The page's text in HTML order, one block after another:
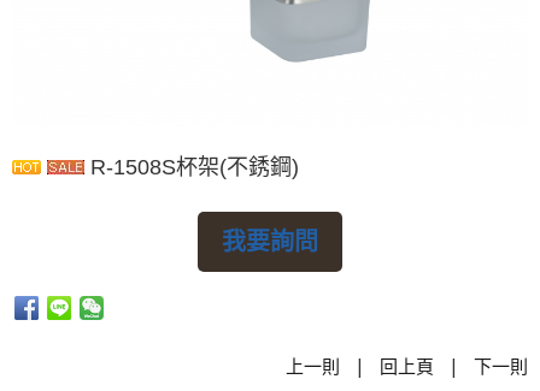
R-1508S杯架(不銹鋼)
我要詢問
上一則 | 回上頁 | 下一則